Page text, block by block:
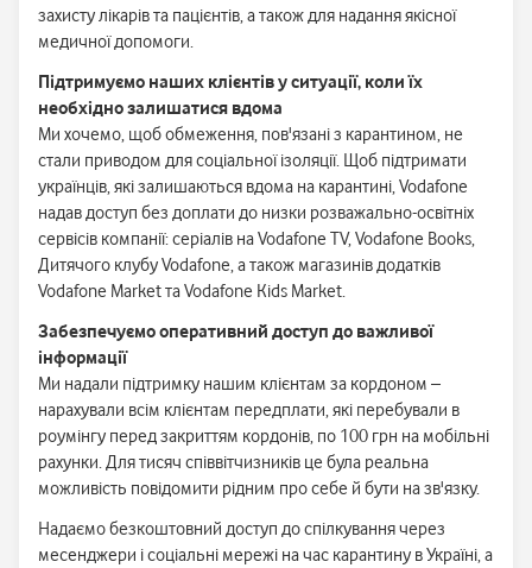
захисту лікарів та пацієнтів, а також для надання якісної
медичної допомоги.
Підтримуємо наших клієнтів у ситуації, коли їх
необхідно залишатися вдома
Ми хочемо, щоб обмеження, пов'язані з карантином, не
стали приводом для соціальної ізоляції. Щоб підтримати
українців, які залишаються вдома на карантині, Vodafone
надав доступ без доплати до низки розважально-освітніх
сервісів компанії: серіалів на Vodafone TV, Vodafone Books,
Дитячого клубу Vodafone, а також магазинів додатків
Vodafone Market та Vodafone Kids Market.
Забезпечуємо оперативний доступ до важливої
інформації
Ми надали підтримку нашим клієнтам за кордоном –
нарахували всім клієнтам передплати, які перебували в
роумінгу перед закриттям кордонів, по 100 грн на мобільні
рахунки. Для тисяч співвітчизників це була реальна
можливість повідомити рідним про себе й бути на зв'язку.
Надаємо безкоштовний доступ до спілкування через
месенджери і соціальні мережі на час карантину в Україні, а